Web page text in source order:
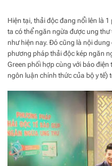
thường
gặp
về
thải
độc,
thanh
lọc
thể
Hiện tại, thải độc đang nổi lên là
ta có thể ngăn ngừa được ung
như hiện nay. Đó cũng là nội
phương pháp thải độc kép ngăn
Green phối hợp cùng với báo
ngôn luận chính thức của bộ y tế)